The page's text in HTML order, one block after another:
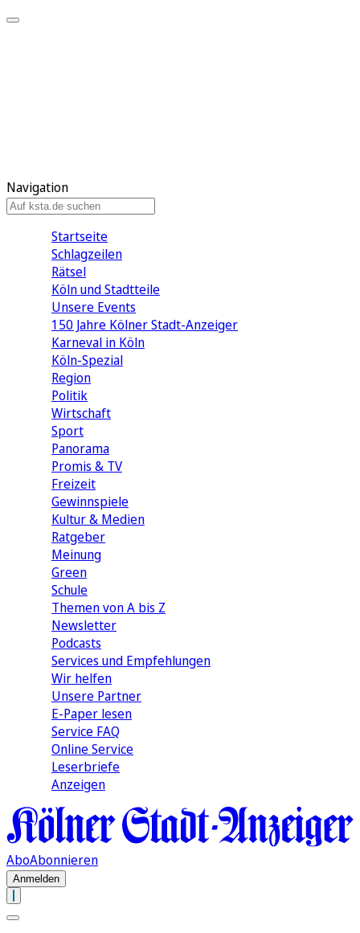
Navigation
Startseite
Schlagzeilen
Rätsel
Köln und Stadtteile
Unsere Events
150 Jahre Kölner Stadt-Anzeiger
Karneval in Köln
Köln-Spezial
Region
Politik
Wirtschaft
Sport
Panorama
Promis & TV
Freizeit
Gewinnspiele
Kultur & Medien
Ratgeber
Meinung
Green
Schule
Themen von A bis Z
Newsletter
Podcasts
Services und Empfehlungen
Wir helfen
Unsere Partner
E-Paper lesen
Service FAQ
Online Service
Leserbriefe
Anzeigen
AboAbonnieren
Anmelden